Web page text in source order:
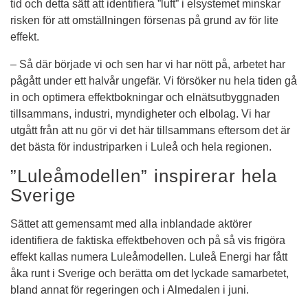
tid och detta sätt att identifiera ”luft” i elsystemet minskar
risken för att omställningen försenas på grund av för lite
effekt.
– Så där började vi och sen har vi har nött på, arbetet har
pågått under ett halvår ungefär. Vi försöker nu hela tiden gå
in och optimera effektbokningar och elnätsutbyggnaden
tillsammans, industri, myndigheter och elbolag. Vi har
utgått från att nu gör vi det här tillsammans eftersom det är
det bästa för industriparken i Luleå och hela regionen.
”Luleåmodellen” inspirerar hela
Sverige
Sättet att gemensamt med alla inblandade aktörer
identifiera de faktiska effektbehoven och på så vis frigöra
effekt kallas numera Luleåmodellen. Luleå Energi har fått
åka runt i Sverige och berätta om det lyckade samarbetet,
bland annat för regeringen och i Almedalen i juni.